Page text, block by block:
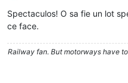
Deconectat
Spectaculos! O sa fie un lot
ce face.
Railway fan. But motorways have